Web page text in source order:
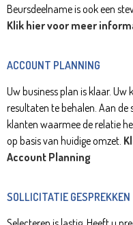
Beursdeelname is ook een
Klik hier voor meer
ACCOUNT PLANNING
Uw business plan is klaar. Uw
resultaten te behalen. Aan de
klanten waarmee de relatie
op basis van huidige omzet.
Account Planning
SOLLICITATIE GESPREKKEN